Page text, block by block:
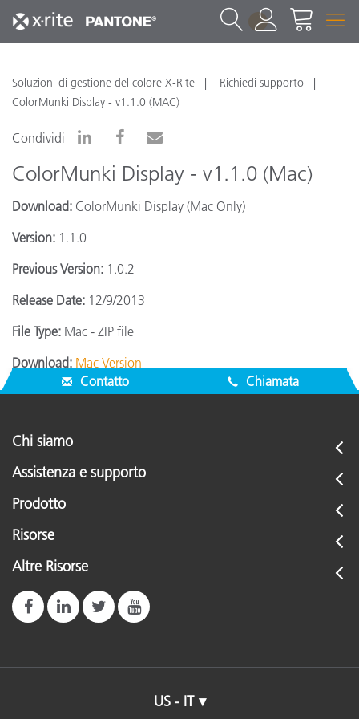
1
Soluzioni di gestione del colore X-Rite
Richiedi supporto
ColorMunki Display - v1.1.0 (MAC)
Condividi
ColorMunki Display - v1.1.0 (Mac)
Download: ColorMunki Display (Mac Only)
Version: 1.1.0
Previous Version: 1.0.2
Release Date: 12/9/2013
File Type: Mac - ZIP file
Download: Mac Version
Contatto
Chiamata
Chi siamo
Assistenza e supporto
Prodotto
Risorse
Altre Risorse
US - IT